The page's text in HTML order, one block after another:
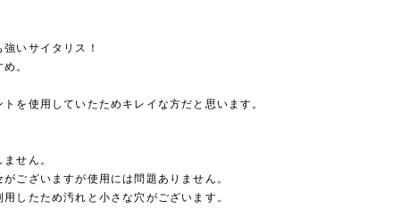
いサイタリス！
。
トを使用していたためキレイな方だと思います。
せん。
ございますが使用には問題ありません。
したため汚れと小さな穴がございます。